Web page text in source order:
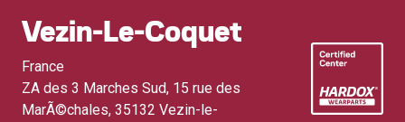
Vezin-Le-Coquet
France
ZA des 3 Marches Sud, 15 rue des
MarÃ©chales, 35132 Vezin-le-